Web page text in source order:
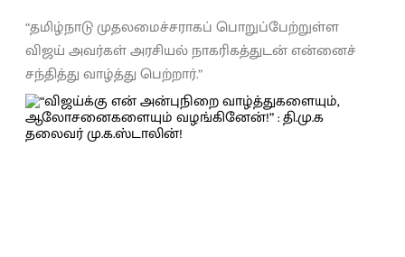
“தமிழ்நாடு முதலமைச்சராகப் பொறுப்பேற்றுள்ள
விஜய் அவர்கள் அரசியல் நாகரிகத்துடன் என்னைச்
சந்தித்து வாழ்த்து பெற்றார்.”